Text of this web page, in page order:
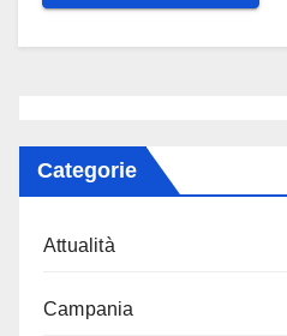
Categorie
Attualità
Campania